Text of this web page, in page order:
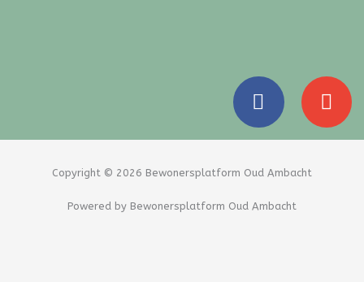
F
a
c
b
o
E
n
v
Copyright © 2026 Bewonersplatform Oud Ambacht
Powered by Bewonersplatform Oud Ambacht